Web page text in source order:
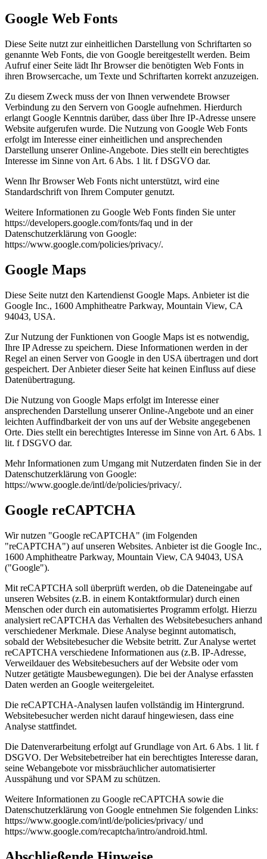
Google Web Fonts
Diese Seite nutzt zur einheitlichen Darstellung von Schriftarten so
genannte Web Fonts, die von Google bereitgestellt werden. Beim
Aufruf einer Seite lädt Ihr Browser die benötigten Web Fonts in
ihren Browsercache, um Texte und Schriftarten korrekt anzuzeigen.
Zu diesem Zweck muss der von Ihnen verwendete Browser
Verbindung zu den Servern von Google aufnehmen. Hierdurch
erlangt Google Kenntnis darüber, dass über Ihre IP-Adresse unsere
Website aufgerufen wurde. Die Nutzung von Google Web Fonts
erfolgt im Interesse einer einheitlichen und ansprechenden
Darstellung unserer Online-Angebote. Dies stellt ein berechtigtes
Interesse im Sinne von Art. 6 Abs. 1 lit. f DSGVO dar.
Wenn Ihr Browser Web Fonts nicht unterstützt, wird eine
Standardschrift von Ihrem Computer genutzt.
Weitere Informationen zu Google Web Fonts finden Sie unter
https://developers.google.com/fonts/faq und in der
Datenschutzerklärung von Google:
https://www.google.com/policies/privacy/.
Google Maps
Diese Seite nutzt den Kartendienst Google Maps. Anbieter ist die
Google Inc., 1600 Amphitheatre Parkway, Mountain View, CA
94043, USA.
Zur Nutzung der Funktionen von Google Maps ist es notwendig,
Ihre IP Adresse zu speichern. Diese Informationen werden in der
Regel an einen Server von Google in den USA übertragen und dort
gespeichert. Der Anbieter dieser Seite hat keinen Einfluss auf diese
Datenübertragung.
Die Nutzung von Google Maps erfolgt im Interesse einer
ansprechenden Darstellung unserer Online-Angebote und an einer
leichten Auffindbarkeit der von uns auf der Website angegebenen
Orte. Dies stellt ein berechtigtes Interesse im Sinne von Art. 6 Abs. 1
lit. f DSGVO dar.
Mehr Informationen zum Umgang mit Nutzerdaten finden Sie in der
Datenschutzerklärung von Google:
https://www.google.de/intl/de/policies/privacy/.
Google reCAPTCHA
Wir nutzen "Google reCAPTCHA" (im Folgenden
"reCAPTCHA") auf unseren Websites. Anbieter ist die Google Inc.,
1600 Amphitheatre Parkway, Mountain View, CA 94043, USA
("Google").
Mit reCAPTCHA soll überprüft werden, ob die Dateneingabe auf
unseren Websites (z.B. in einem Kontaktformular) durch einen
Menschen oder durch ein automatisiertes Programm erfolgt. Hierzu
analysiert reCAPTCHA das Verhalten des Websitebesuchers anhand
verschiedener Merkmale. Diese Analyse beginnt automatisch,
sobald der Websitebesucher die Website betritt. Zur Analyse wertet
reCAPTCHA verschiedene Informationen aus (z.B. IP-Adresse,
Verweildauer des Websitebesuchers auf der Website oder vom
Nutzer getätigte Mausbewegungen). Die bei der Analyse erfassten
Daten werden an Google weitergeleitet.
Die reCAPTCHA-Analysen laufen vollständig im Hintergrund.
Websitebesucher werden nicht darauf hingewiesen, dass eine
Analyse stattfindet.
Die Datenverarbeitung erfolgt auf Grundlage von Art. 6 Abs. 1 lit. f
DSGVO. Der Websitebetreiber hat ein berechtigtes Interesse daran,
seine Webangebote vor missbräuchlicher automatisierter
Ausspähung und vor SPAM zu schützen.
Weitere Informationen zu Google reCAPTCHA sowie die
Datenschutzerklärung von Google entnehmen Sie folgenden Links:
https://www.google.com/intl/de/policies/privacy/ und
https://www.google.com/recaptcha/intro/android.html.